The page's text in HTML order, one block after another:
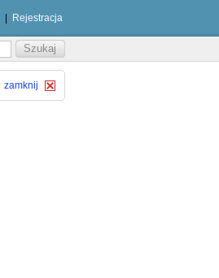
Rejestracja
zamknij